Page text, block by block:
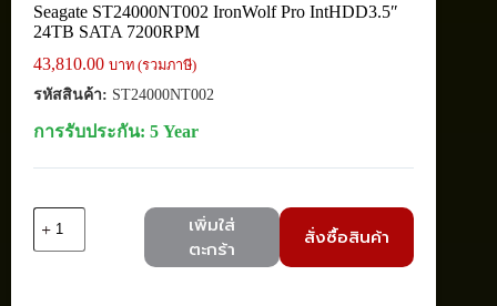
Seagate ST24000NT002 IronWolf Pro IntHDD3.5″
24TB SATA 7200RPM
43,810.00 บาท (รวมภาษี)
รหัสสินค้า: ST24000NT002
การรับประกัน: 5 Year
จำนวน
เพิ่มใส่
ตะกร้า
สั่งซื้อสินค้า